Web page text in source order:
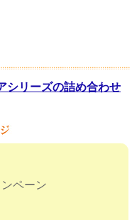
シリーズの詰め合わせ
ペーン